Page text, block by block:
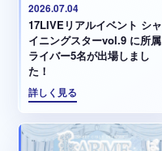
2026.07.04
17LIVEリアルイベント シャ
イニングスターvol.9 に所属
ライバー5名が出場しまし
た！
詳しく見る